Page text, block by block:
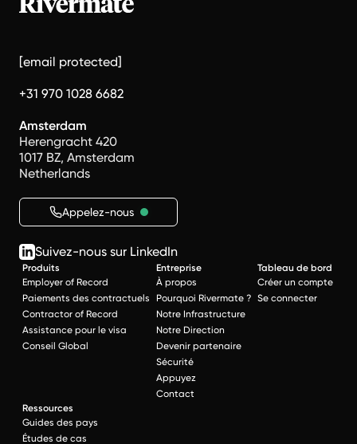
[email protected]
+31 970 1028 6682
Amsterdam
Herengracht 420
1017 BZ, Amsterdam
Netherlands
Appelez-nous
Suivez-nous sur LinkedIn
Produits
Employer of Record
Paiements des contractuels
Contractor of Record
Assistance pour le visa
Conseil Global
Entreprise
À propos
Pourquoi Rivermate ?
Notre Infrastructure
Notre Direction
Devenir partenaire
Sécurité
Appuyez
Contact
Tableau de bord
Créer un compte
Se connecter
Ressources
Guides des pays
Études de cas